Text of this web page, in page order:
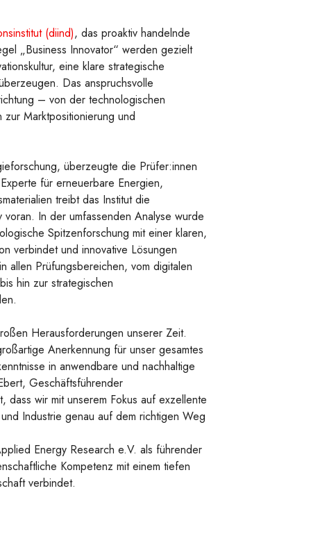
(diind), das proaktiv handelnde
„Business Innovator“ werden gezielt
eine klare strategische
Das anspruchsvolle
– von der technologischen
Marktpositionierung und
überzeugte die Prüfer:innen
für erneuerbare Energien,
treibt das Institut die
voran. In der umfassenden Analyse wurde
Spitzenforschung mit einer klaren,
verbindet und innovative Lösungen
allen Prüfungsbereichen, vom digitalen
hin zur strategischen
Herausforderungen unserer Zeit.
Anerkennung für unser gesamtes
in anwendbare und nachhaltige
Geschäftsführender
wir mit unserem Fokus auf exzellente
Industrie genau auf dem richtigen Weg
Energy Research e.V. als führender
Kompetenz mit einem tiefen
verbindet.